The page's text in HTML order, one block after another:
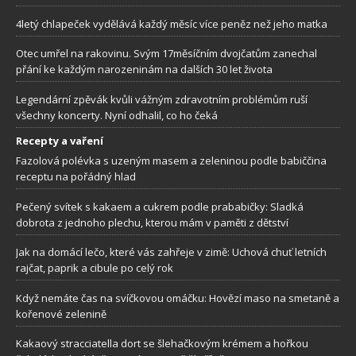
4letý chlapeček vydělává každý měsíc více peněz než jeho matka
Otec umřel na rakovinu. Svým 17měsíčním dvojčatům zanechal
přání ke každým narozeninám na dalších 30 let života
Legendární zpěvák kvůli vážným zdravotním problémům ruší
všechny koncerty. Nyní odhalil, co ho čeká
Recepty a vaření
Fazolová polévka s uzeným masem a zeleninou podle babiččina
receptu na pořádný hlad
Pečený svítek s kakaem a cukrem podle prababičky: Sladká
dobrota z jednoho plechu, kterou mám v paměti z dětství
Jak na domácí lečo, které vás zahřeje v zimě: Uchová chuť letních
rajčat, paprik a cibule po celý rok
Když nemáte čas na svíčkovou omáčku: Hovězí maso na smetaně a
kořenové zelenině
Kakaový stracciatella dort se šlehačkovým krémem a hořkou